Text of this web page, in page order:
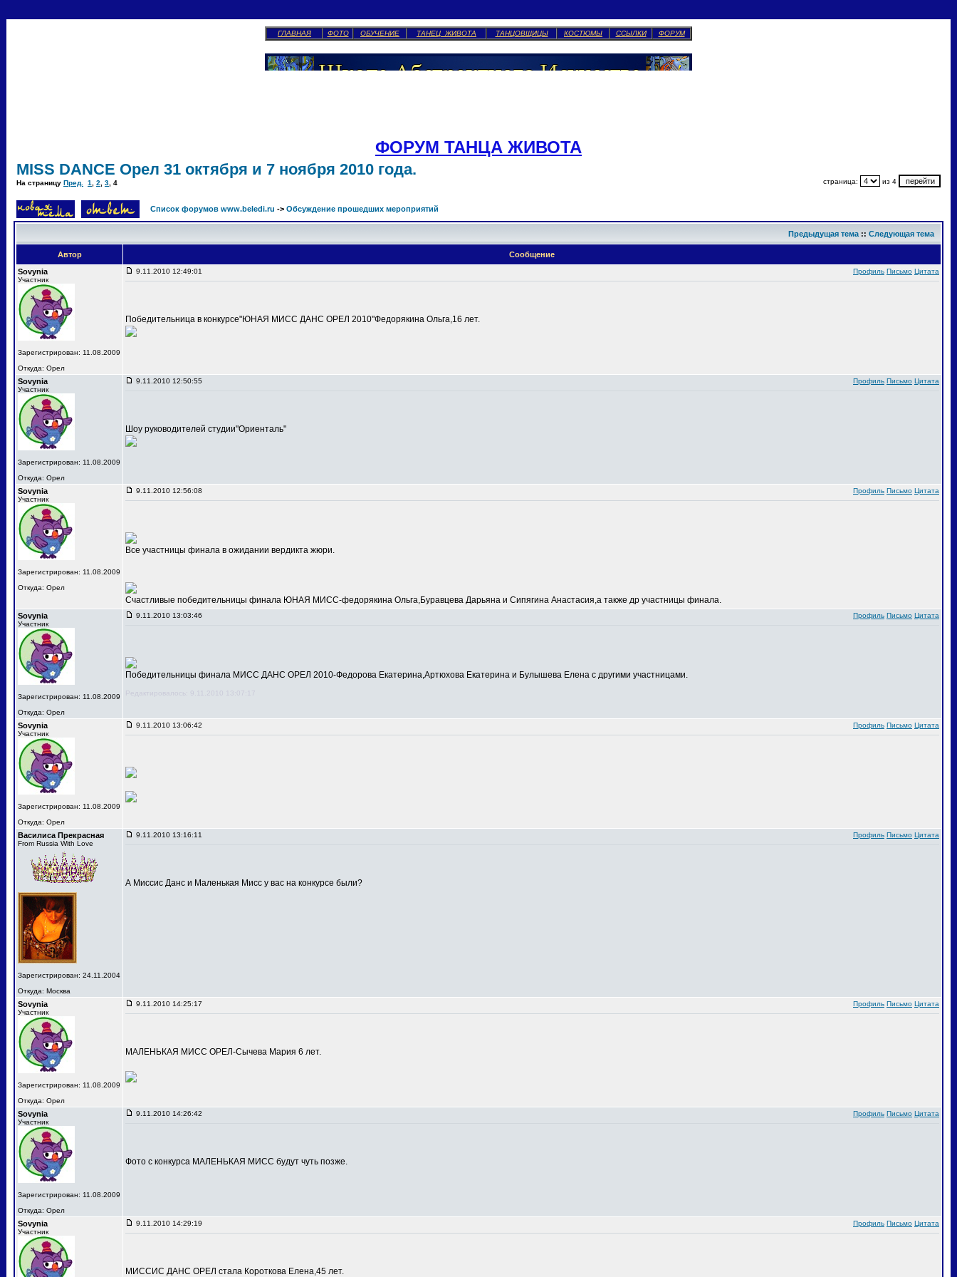
ГЛАВНАЯ ФОТО ОБУЧЕНИЕ ТАНЕЦ ЖИВОТА ТАНЦОВЩИЦЫ КОСТЮМЫ ССЫЛКИ ФОРУМ
ФОРУМ ТАНЦА ЖИВОТА
MISS DANCE Орел 31 октября и 7 ноября 2010 года.
На страницу Пред. 1 2 3 4 страница: из 4
Список форумов www.beledi.ru -> Обсуждение прошедших мероприятий
Предыдущая тема :: Следующая тема
Автор
Сообщение
Sovynia
Участник
Зарегистрирован: 11.08.2009
Откуда: Орел
9.11.2010 12:49:01 Профиль Письмо Цитата
Победительница в конкурсе"ЮНАЯ МИСС ДАНС ОРЕЛ 2010"Федорякина Ольга,16 лет.
Sovynia
Участник
Зарегистрирован: 11.08.2009
Откуда: Орел
9.11.2010 12:50:55 Профиль Письмо Цитата
Шоу руководителей студии"Ориенталь"
Sovynia
Участник
Зарегистрирован: 11.08.2009
Откуда: Орел
9.11.2010 12:56:08 Профиль Письмо Цитата
Все участницы финала в ожидании вердикта жюри.
Счастливые победительницы финала ЮНАЯ МИСС-федорякина Ольга,Буравцева Дарьяна и Сипягина Анастасия,а также др участницы финала.
Sovynia
Участник
Зарегистрирован: 11.08.2009
Откуда: Орел
9.11.2010 13:03:46 Профиль Письмо Цитата
Победительницы финала МИСС ДАНС ОРЕЛ 2010-Федорова Екатерина,Артюхова Екатерина и Булышева Елена с другими участницами.
Редактировалось: 9.11.2010 13:07:17
Sovynia
Участник
Зарегистрирован: 11.08.2009
Откуда: Орел
9.11.2010 13:06:42 Профиль Письмо Цитата
Василиса Прекрасная
From Russia With Love
Зарегистрирован: 24.11.2004
Откуда: Москва
9.11.2010 13:16:11 Профиль Письмо Цитата
А Миссис Данс и Маленькая Мисс у вас на конкурсе были?
Sovynia
Участник
Зарегистрирован: 11.08.2009
Откуда: Орел
9.11.2010 14:25:17 Профиль Письмо Цитата
МАЛЕНЬКАЯ МИСС ОРЕЛ-Сычева Мария 6 лет.
Sovynia
Участник
Зарегистрирован: 11.08.2009
Откуда: Орел
9.11.2010 14:26:42 Профиль Письмо Цитата
Фото с конкурса МАЛЕНЬКАЯ МИСС будут чуть позже.
Sovynia
Участник
9.11.2010 14:29:19 Профиль Письмо Цитата
МИССИС ДАНС ОРЕЛ стала Короткова Елена,45 лет.